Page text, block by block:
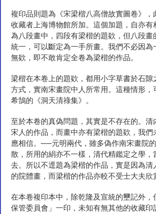
複印品則題為《宋梁楷八高僧故實圖卷》，
收藏者上海博物館所加。這個加題，自亦有
為八段畫中，四段有梁楷的題欵，但八段畫
統一，可以斷定為一手所畫。我們不必因為
無欵，即不敢肯定全卷為梁楷的作品。
梁楷在本卷上的題欵，都用小字草書於石隙
方式，實南宋畫院中人所常用。這種情形，
希鵠的《洞天清祿集》。
至於本卷的真偽問題，其實是不存在的。清
宋人的作品，而畫中亦有梁楷的題欵，我們
應相信。──元明兩代，雖多偽作南宋畫院
散，所用的絹亦不一樣，清代精鑑定之學，
去。所以不逕題為梁楷的作品，實是因為清
的院體畫，而梁楷的作品亦較不受士大夫欣
在本卷複印本中，除乾隆及宣統的壐記外，
保管委員會」一印，未知有無其他的收藏印